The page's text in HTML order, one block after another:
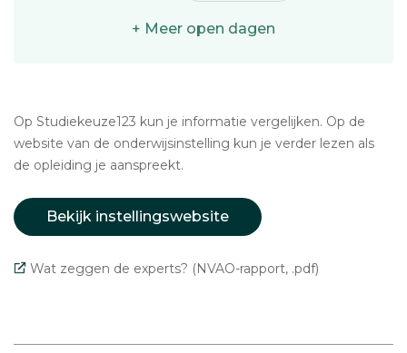
+ Meer open dagen
Op Studiekeuze123 kun je informatie vergelijken. Op de
website van de onderwijsinstelling kun je verder lezen als
de opleiding je aanspreekt.
Bekijk instellingswebsite
Wat zeggen de experts? (NVAO-rapport, .pdf)